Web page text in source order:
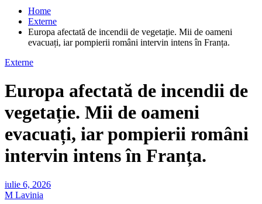
Home
Externe
Europa afectată de incendii de vegetație. Mii de oameni
evacuați, iar pompierii români intervin intens în Franța.
Externe
Europa afectată de incendii de
vegetație. Mii de oameni
evacuați, iar pompierii români
intervin intens în Franța.
iulie 6, 2026
M Lavinia